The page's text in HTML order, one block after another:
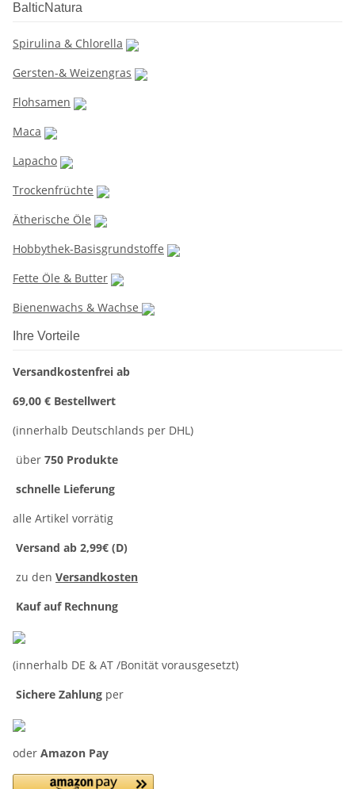
BalticNatura
Spirulina & Chlorella
Gersten-& Weizengras
Flohsamen
Maca
Lapacho
Trockenfrüchte
Ätherische Öle
Hobbythek-Basisgrundstoffe
Fette Öle & Butter
Bienenwachs & Wachse
Ihre Vorteile
Versandkostenfrei ab
69,00 € Bestellwert
(innerhalb Deutschlands per DHL)
über 750 Produkte
schnelle Lieferung
alle Artikel vorrätig
Versand ab 2,99€ (D)
zu den Versandkosten
Kauf auf Rechnung
(innerhalb DE & AT /Bonität vorausgesetzt)
Sichere Zahlung per
oder Amazon Pay